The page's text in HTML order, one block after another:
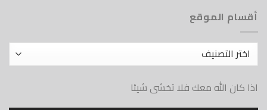
أقسام الموقع
أقسام
الموقع
اذا كان الله معك فلا تخشى شيئا